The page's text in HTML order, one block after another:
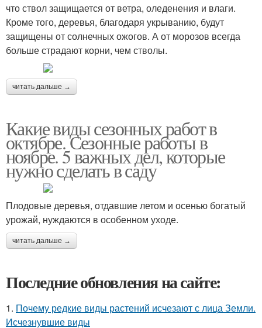
что ствол защищается от ветра, оледенения и влаги.
Кроме того, деревья, благодаря укрыванию, будут
защищены от солнечных ожогов. А от морозов всегда
больше страдают корни, чем стволы.
читать дальше →
Какие виды сезонных работ в
октябре. Сезонные работы в
ноябре. 5 важных дел, которые
нужно сделать в саду
Плодовые деревья, отдавшие летом и осенью богатый
урожай, нуждаются в особенном уходе.
читать дальше →
Последние обновления на сайте:
1. Почему редкие виды растений исчезают с лица Земли.
Исчезнувшие виды